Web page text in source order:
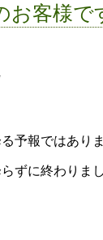
お客様で
予報ではあり
ずに終わりま